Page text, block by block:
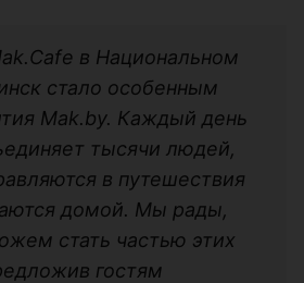
в Национальном
стало особенным
Mak.by. Каждый день
тысячи людей,
в путешествия
домой. Мы рады,
стать частью этих
гостям